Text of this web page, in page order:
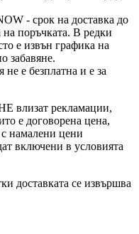
- срок на доставка до
на поръчката. В редки
е извън графика на
забавяне.
е безплатна и е за
влизат рекламации,
е договорена цена,
намалени цени
включени в условията
доставката се извършва